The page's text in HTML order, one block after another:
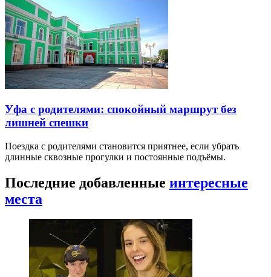
Уфа с родителями: спокойный маршрут без
лишней спешки
Поездка с родителями становится приятнее, если убрать
длинные сквозные прогулки и постоянные подъёмы.
Последние добавленные интересные
места